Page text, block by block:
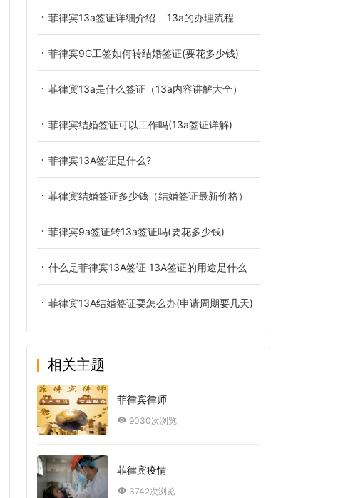
菲律宾13a签证详细介绍 13a的办理流程
菲律宾9G工签如何转结婚签证(要花多少钱)
菲律宾13a是什么签证（13a内容讲解大全）
菲律宾结婚签证可以工作吗(13a签证详解)
菲律宾13A签证是什么?
菲律宾结婚签证多少钱（结婚签证最新价格）
菲律宾9a签证转13a签证吗(要花多少钱)
什么是菲律宾13A签证 13A签证的用途是什么
菲律宾13A结婚签证要怎么办(申请周期要几天)
相关主题
菲律宾律师
9030次浏览
菲律宾疫情
3742次浏览